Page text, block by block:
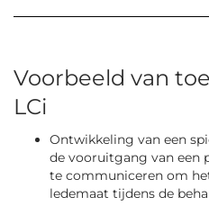
Voorbeeld van
LCi
Ontwikkeling van een
de vooruitgang van een
te communiceren om
ledemaat tijdens de